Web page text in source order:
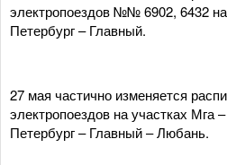
электропоездов №№ 6902, 6432
Петербург – Главный.
27 мая частично изменяется
электропоездов на участках Мга
Петербург – Главный – Любань.